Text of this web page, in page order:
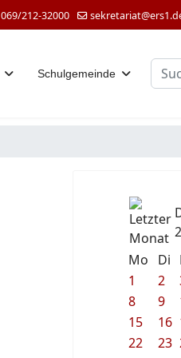
069/212-32000
Schulgemeinde
Mo
Di
1
2
8
9
15
16
22
23